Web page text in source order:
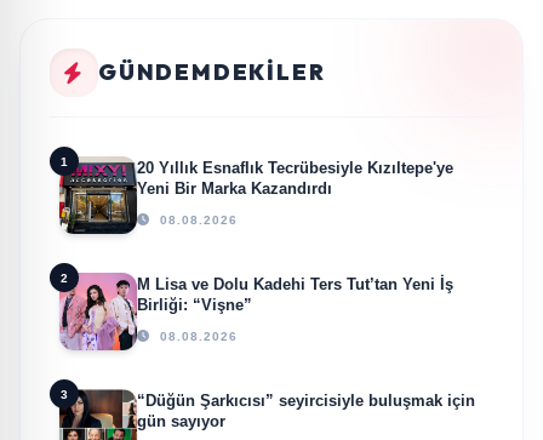
GÜNDEMDEKILER
1
20 Yıllık Esnaflık Tecrübesiyle Kızıltepe'ye
Yeni Bir Marka Kazandırdı
08.08.2026
2
M Lisa ve Dolu Kadehi Ters Tut’tan Yeni İş
Birliği: “Vişne”
08.08.2026
3
“Düğün Şarkıcısı” seyircisiyle buluşmak için
gün sayıyor